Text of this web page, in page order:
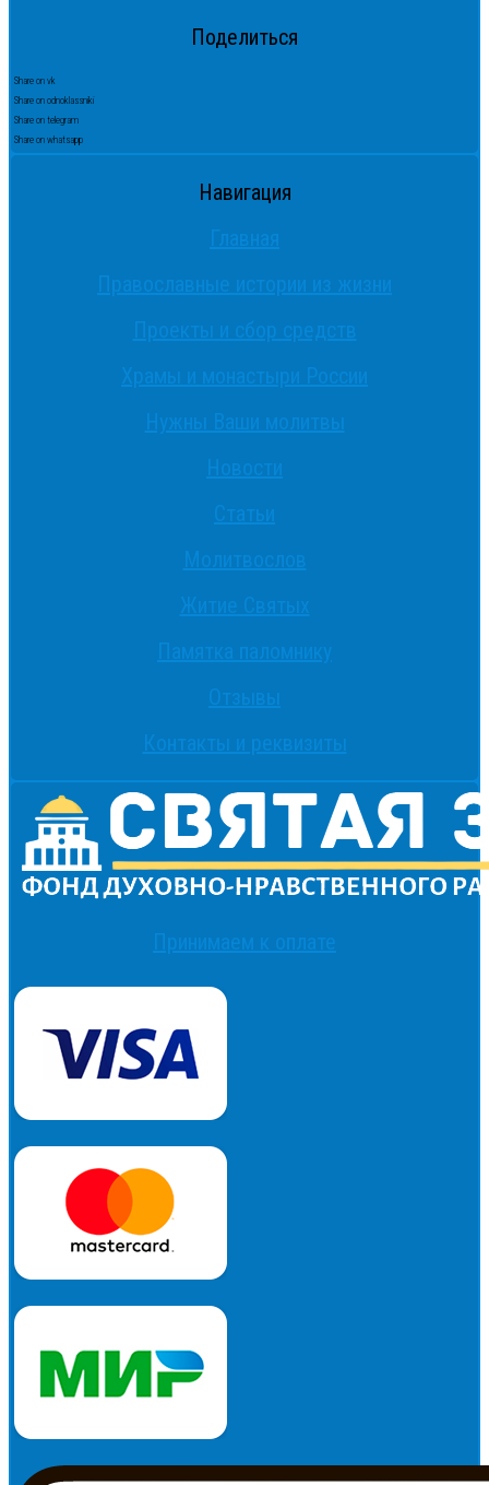
Поделиться
Share on vk
Share on odnoklassniki
Share on telegram
Share on whatsapp
Навигация
Главная
Православные истории из жизни
Проекты и сбор средств
Храмы и монастыри России
Нужны Ваши молитвы
Новости
Статьи
Молитвослов
Житие Святых
Памятка паломнику
Отзывы
Контакты и реквизиты
Принимаем к оплате